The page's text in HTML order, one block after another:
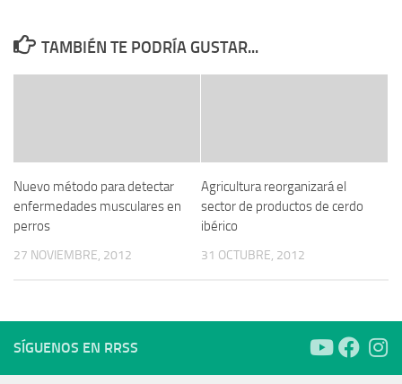
TAMBIÉN TE PODRÍA GUSTAR...
Nuevo método para detectar
enfermedades musculares en
perros
27 NOVIEMBRE, 2012
Agricultura reorganizará el
sector de productos de cerdo
ibérico
31 OCTUBRE, 2012
SÍGUENOS EN RRSS